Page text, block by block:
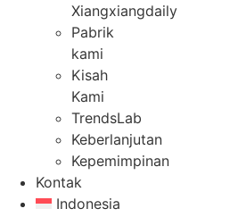
Xiangxiangdaily
Pabrik
kami
Kisah
Kami
TrendsLab
Keberlanjutan
Kepemimpinan
Kontak
Indonesia